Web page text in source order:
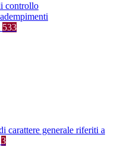
controllo
533
carattere generale riferiti a
3